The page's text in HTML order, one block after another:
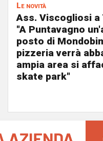
Le novità
Ass. Viscogliosi a
"A Puntavagno
posto di
pizzeria verrà
ampia area si
skate park"